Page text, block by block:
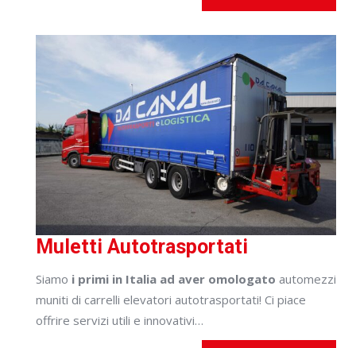
Muletti Autotrasportati
Siamo i primi in Italia ad aver omologato automezzi
muniti di carrelli elevatori autotrasportati! Ci piace
offrire servizi utili e innovativi…